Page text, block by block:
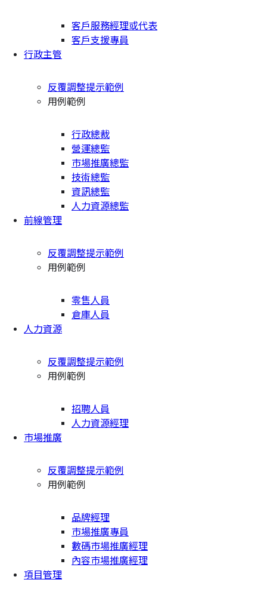
客戶服務經理或代表
客戶支援專員
行政主管
反覆調整提示範例
用例範例
行政總裁
營運總監
市場推廣總監
技術總監
資訊總監
人力資源總監
前線管理
反覆調整提示範例
用例範例
零售人員
倉庫人員
人力資源
反覆調整提示範例
用例範例
招聘人員
人力資源經理
市場推廣
反覆調整提示範例
用例範例
品牌經理
市場推廣專員
數碼市場推廣經理
內容市場推廣經理
項目管理